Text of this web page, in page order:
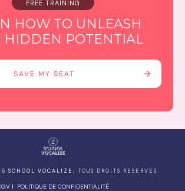
FREE TRAINING
HOW TO UNLEASH
HIDDEN POTENTIAL
SAVE MY SEAT
SCHOOL VOCALIZE , TOUS DROITS RESERVES.
I POLITIQUE DE CONFIDENTIALITÉ